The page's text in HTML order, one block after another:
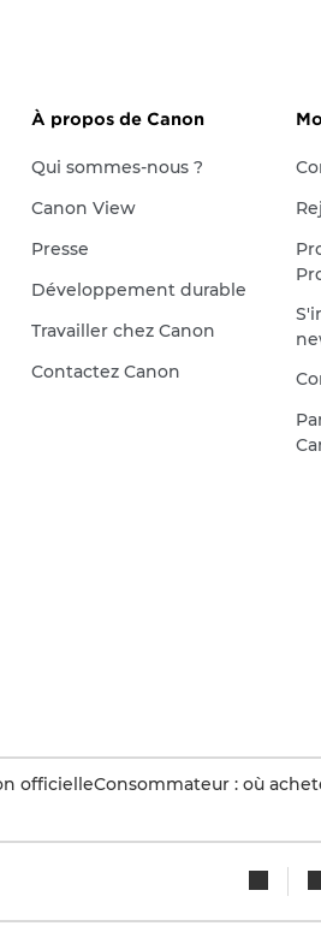
À propos de Canon
Qui sommes-nous ?
Canon View
Presse
Développement durable
Travailler chez Canon
Contactez Canon
officielleConsommateur : où